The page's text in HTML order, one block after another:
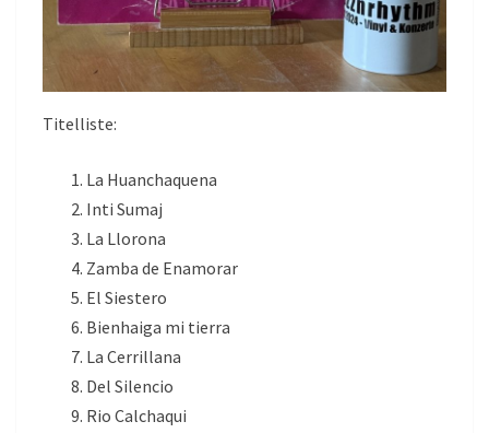
Titelliste:
La Huanchaquena
Inti Sumaj
La Llorona
Zamba de Enamorar
El Siestero
Bienhaiga mi tierra
La Cerrillana
Del Silencio
Rio Calchaqui